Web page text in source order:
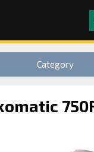
Category